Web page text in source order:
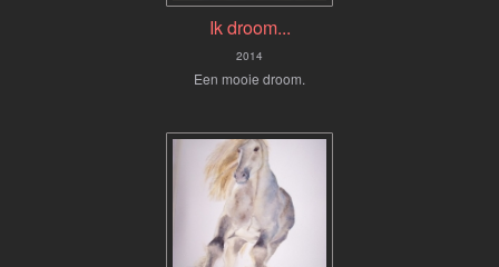
Ik droom...
2014
Een mooie droom.